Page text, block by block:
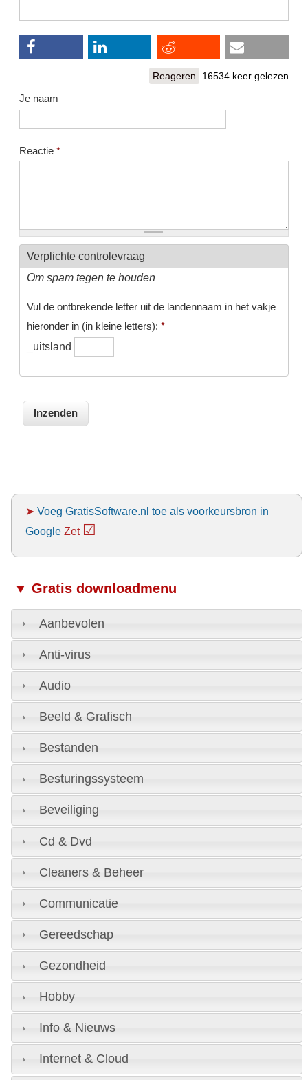
Reageren 16534 keer gelezen
Je naam
Reactie *
Verplichte controlevraag
Om spam tegen te houden
Vul de ontbrekende letter uit de landennaam in het vakje
hieronder in (in kleine letters): *
_uitsland
➤ Voeg GratisSoftware.nl toe als voorkeursbron in
Google Zet ☑
▼ Gratis downloadmenu
Aanbevolen
Anti-virus
Audio
Beeld & Grafisch
Bestanden
Besturingssysteem
Beveiliging
Cd & Dvd
Cleaners & Beheer
Communicatie
Gereedschap
Gezondheid
Hobby
Info & Nieuws
Internet & Cloud